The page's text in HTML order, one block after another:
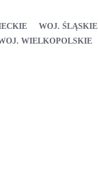
WOJ. ŚLĄSKIE
WIELKOPOLSKIE